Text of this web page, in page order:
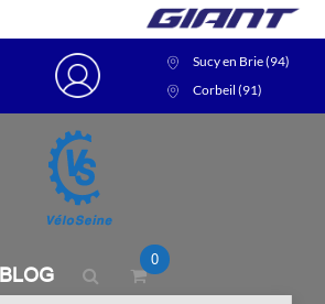
Sucy en Brie (94)
Corbeil (91)
BLOG
0